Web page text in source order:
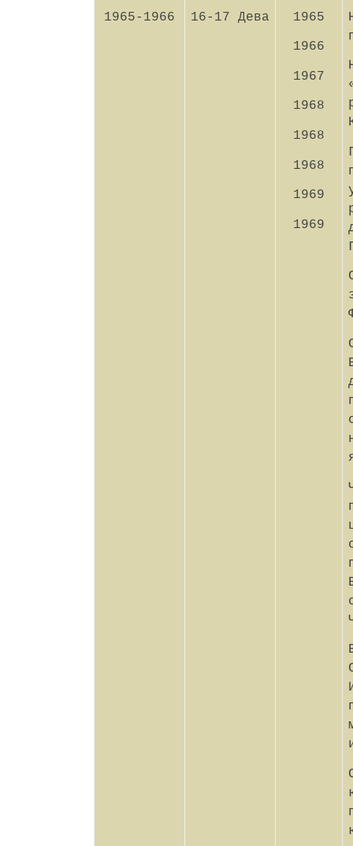
1965-1966 16-17 Дева 1965
1966
1967
1968
1968
1968
1969
1969